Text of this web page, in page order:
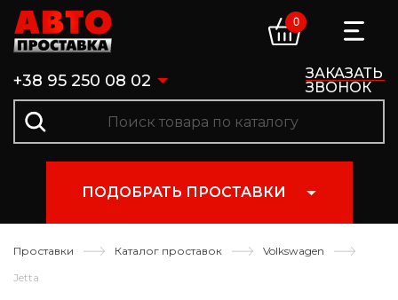
+38 95 250 08 02
ЗАКАЗАТЬ
ЗВОНОК
0
ПОДОБРАТЬ ПРОСТАВКИ
Проставки Каталог проставок
Volkswagen
Jetta